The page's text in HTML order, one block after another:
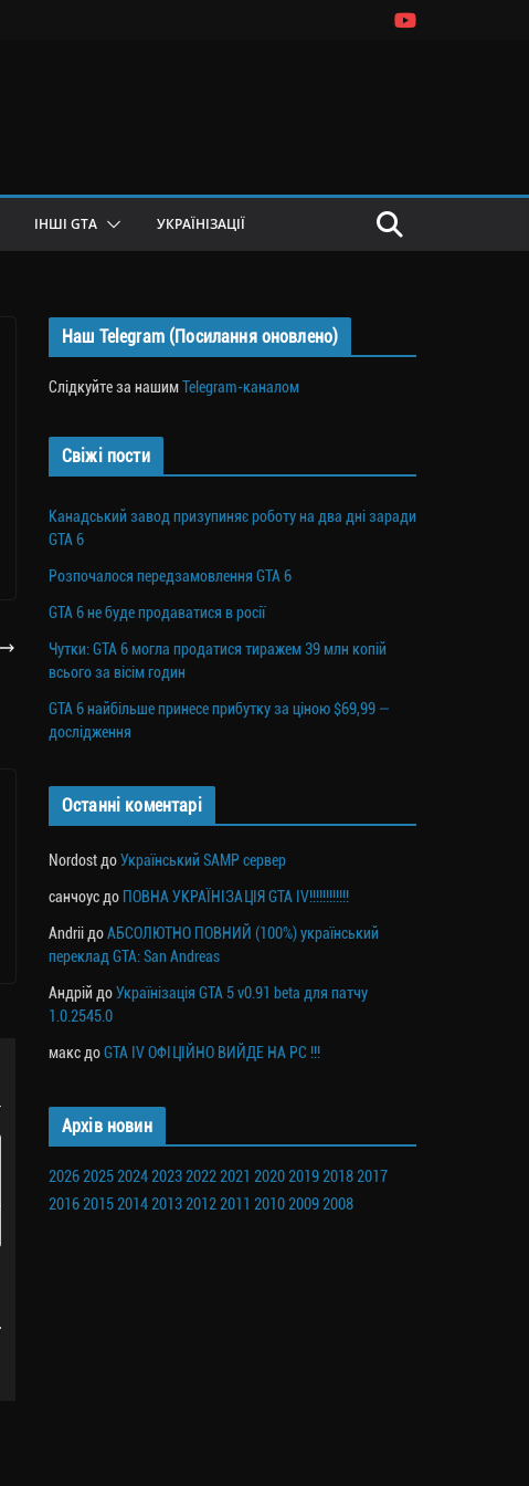
ІНШІ GTA УКРАЇНІЗАЦІЇ
Наш Telegram (Посилання оновлено)
Слідкуйте за нашимTelegram-каналом
Свіжі пости
Канадський завод призупиняє роботу на два дні заради
GTA 6
Розпочалося передзамовлення GTA 6
GTA 6 не буде продаватися в росії
Чутки: GTA 6 могла продатися тиражем 39 млн копій
всього за вісім годин
GTA 6 найбільше принесе прибутку за ціною $69,99 —
дослідження
Останні коментарі
Nordost доУкраїнський SAMP сервер
санчоус до ПОВНА УКРАЇНІЗАЦІЯ GTA IV!!!!!!!!!!!!
Andrii доАБСОЛЮТНО ПОВНИЙ (100%) український
переклад GTA: San Andreas
Андрій доУкраїнізація GTA 5 v0.91 beta для патчу
1.0.2545.0
макс доGTA IV ОФІЦІЙНО ВИЙДЕ НА PC !!!
Архів новин
202620252024202320222021 2020201920182017
201620152014201320122011 201020092008